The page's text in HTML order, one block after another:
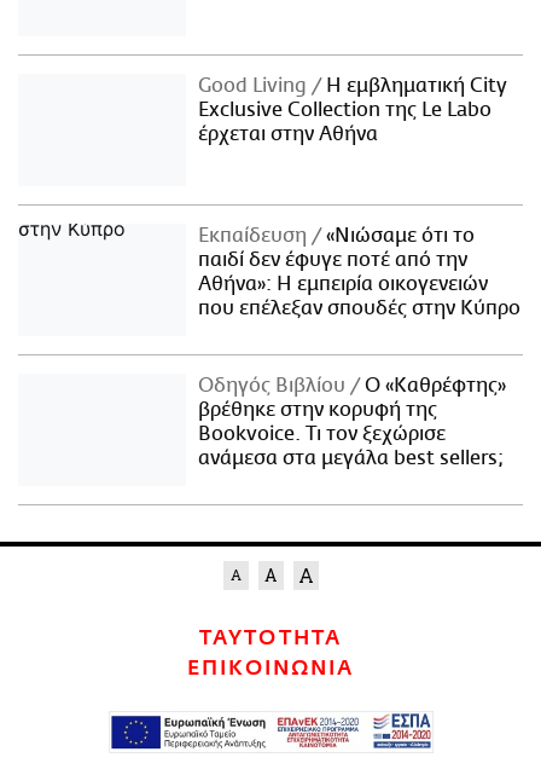
Good Living
Η εμβληματική City
Exclusive Collection της Le Labo
έρχεται στην Αθήνα
Εκπαίδευση
«Νιώσαμε ότι το
παιδί δεν έφυγε ποτέ από την
Αθήνα»: Η εμπειρία οικογενειών
που επέλεξαν σπουδές στην Κύπρο
Οδηγός Βιβλίου
Ο «Καθρέφτης»
βρέθηκε στην κορυφή της
Bookvoice. Τι τον ξεχώρισε
ανάμεσα στα μεγάλα best sellers;
ΤΑΥΤΟΤΗΤΑ
ΕΠΙΚΟΙΝΩΝΙΑ